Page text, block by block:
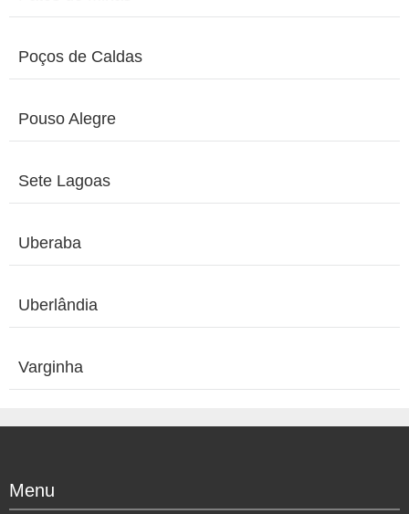
Poços de Caldas
Pouso Alegre
Sete Lagoas
Uberaba
Uberlândia
Varginha
Menu